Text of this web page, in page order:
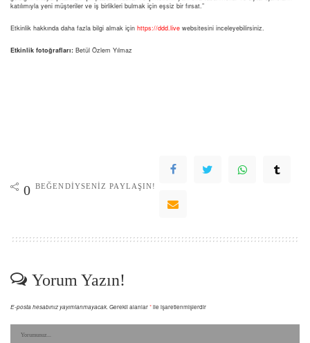
katılımıyla yeni müşteriler ve iş birlikleri bulmak için eşsiz bir fırsat.”
Etkinlik hakkında daha fazla bilgi almak için https://ddd.live websitesini inceleyebilirsiniz.
Etkinlik fotoğrafları: Betül Özlem Yılmaz
0 BEĞENDIYSENIZ PAYLAŞIN!
Yorum Yazın!
E-posta hesabınız yayımlanmayacak. Gerekli alanlar*ile işaretlenmişlerdir